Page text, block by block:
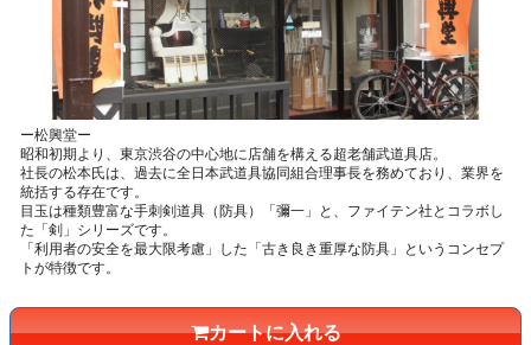
ー松興堂ー
昭和初期より、東京渋谷の中心地に店舗を構える超老舗武道具店。
社長の松本氏は、過去に全日本武道具協同組合理事長を務めており、業界を
統括する存在です。
目玉は種類豊富な手刺剣道具（防具）「彌一」と、ファイテン社とコラボし
た「剣」シリーズです。
「利用者の安全を最大限考慮」した「古き良き重厚な防具」というコンセプ
トが特徴です。
カートに入れる